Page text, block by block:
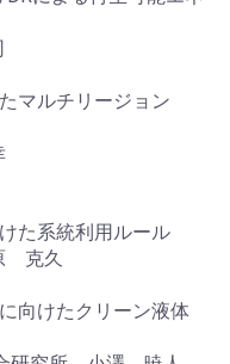
マルチリージョン
た系統利用ルール
克久
向けたクリーン液体